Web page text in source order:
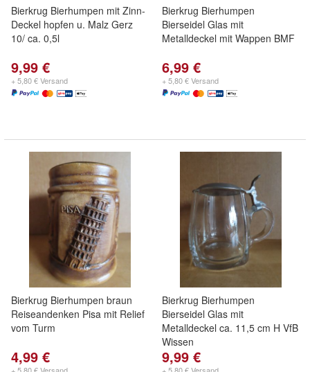
Bierkrug Bierhumpen mit Zinn-
Deckel hopfen u. Malz Gerz
10/ ca. 0,5l
9,99 €
+ 5,80 € Versand
Bierkrug Bierhumpen
Bierseidel Glas mit
Metalldeckel mit Wappen BMF
6,99 €
+ 5,80 € Versand
Bierkrug Bierhumpen braun
Reiseandenken Pisa mit Relief
vom Turm
4,99 €
Bierkrug Bierhumpen
Bierseidel Glas mit
Metalldeckel ca. 11,5 cm H VfB
Wissen
9,99 €